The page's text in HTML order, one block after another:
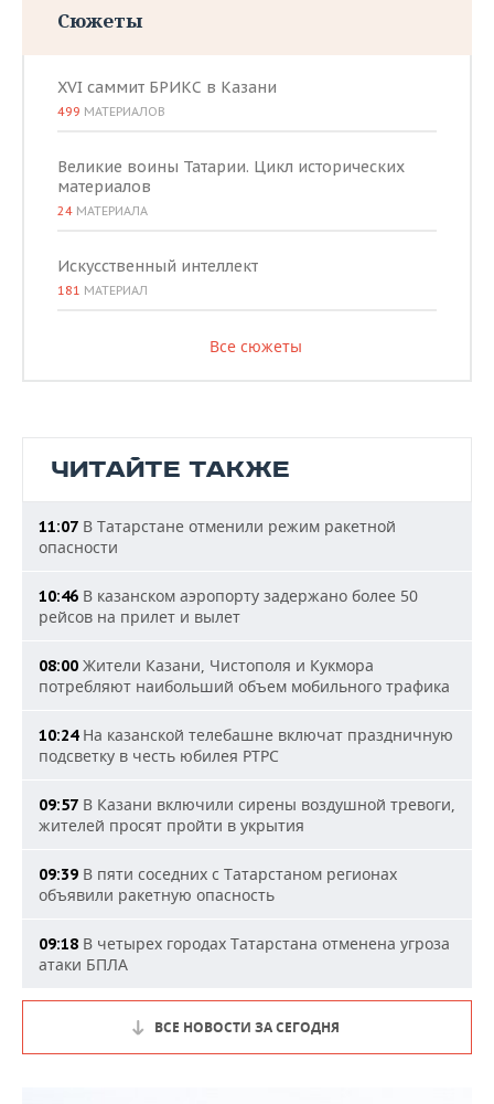
Сюжеты
XVI саммит БРИКС в Казани
499 МАТЕРИАЛОВ
Великие воины Татарии. Цикл исторических
материалов
24 МАТЕРИАЛА
Искусственный интеллект
181 МАТЕРИАЛ
Все сюжеты
ЧИТАЙТЕ ТАКЖЕ
11:07 В Татарстане отменили режим ракетной
опасности
10:46 В казанском аэропорту задержано более 50
рейсов на прилет и вылет
08:00 Жители Казани, Чистополя и Кукмора
потребляют наибольший объем мобильного трафика
10:24На казанской телебашне включат праздничную
подсветку в честь юбилея РТРС
09:57 В Казани включили сирены воздушной тревоги,
жителей просят пройти в укрытия
09:39 В пяти соседних с Татарстаном регионах
объявили ракетную опасность
09:18 В четырех городах Татарстана отменена угроза
атаки БПЛА
ВСЕ НОВОСТИ ЗА СЕГОДНЯ